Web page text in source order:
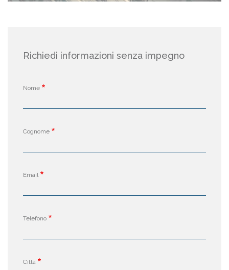
Richiedi informazioni senza impegno
Nome
Cognome
Email
Telefono
Città